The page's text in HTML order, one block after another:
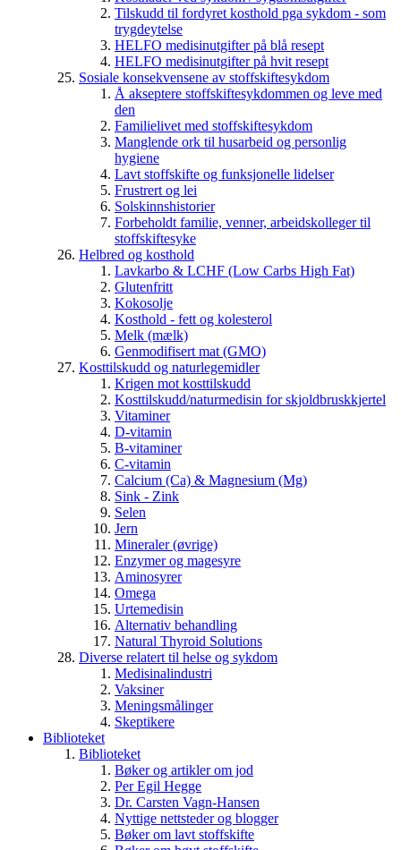
Tilskudd til fordyret kosthold pga sykdom - som
trygdeytelse
HELFO medisinutgifter på blå resept
HELFO medisinutgifter på hvit resept
Sosiale konsekvensene av stoffskiftesykdom
Å akseptere stoffskiftesykdommen og leve med
den
Familielivet med stoffskiftesykdom
Manglende ork til husarbeid og personlig
hygiene
Lavt stoffskifte og funksjonelle lidelser
Frustrert og lei
Solskinnshistorier
Forbeholdt familie, venner, arbeidskolleger til
stoffskiftesyke
Helbred og kosthold
Lavkarbo & LCHF (Low Carbs High Fat)
Glutenfritt
Kokosolje
Kosthold - fett og kolesterol
Melk (mælk)
Genmodifisert mat (GMO)
Kosttilskudd og naturlegemidler
Krigen mot kosttilskudd
Kosttilskudd/naturmedisin for skjoldbruskkjertel
Vitaminer
D-vitamin
B-vitaminer
C-vitamin
Calcium (Ca) & Magnesium (Mg)
Sink - Zink
Selen
Jern
Mineraler (øvrige)
Enzymer og magesyre
Aminosyrer
Omega
Urtemedisin
Alternativ behandling
Natural Thyroid Solutions
Diverse relatert til helse og sykdom
Medisinalindustri
Vaksiner
Meningsmålinger
Skeptikere
Biblioteket
Biblioteket
Bøker og artikler om jod
Per Egil Hegge
Dr. Carsten Vagn-Hansen
Nyttige nettsteder og blogger
Bøker om lavt stoffskifte